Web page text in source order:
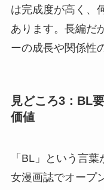
は完成度が高く、
あります。長編だ
ーの成長や関係性
見どころ3：BL
価値
「BL」という言
女漫画誌でオープ